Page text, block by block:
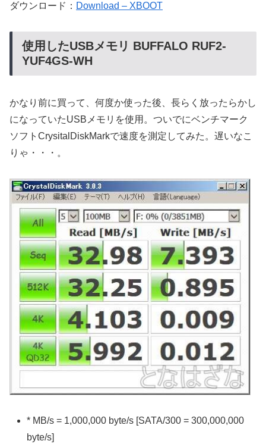
ダウンロード： Download – XBOOT
使用したUSBメモリ BUFFALO RUF2-
YUF4GS-WH
かなり前に買って、何度か使った後、長らく放ったらかし
になっていたUSBメモリを使用。ついでにベンチマーク
ソフトCrysitalDiskMarkで速度を測定してみた。遅いなこ
りゃ・・・。
* MB/s = 1,000,000 byte/s [SATA/300 = 300,000,000
byte/s]